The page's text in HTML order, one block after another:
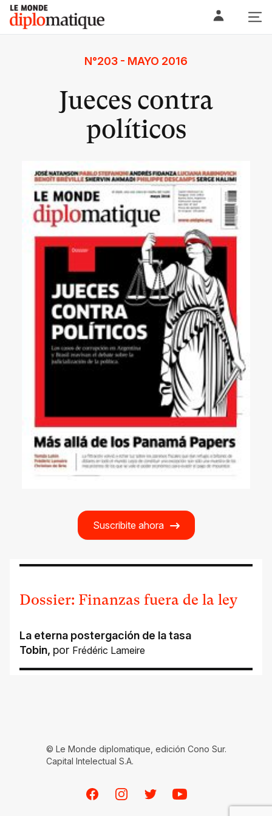
Skip
content
Le monde diplomatique
N°203 - MAYO 2016
Jueces contra
políticos
Suscribite ahora
Dossier: Finanzas fuera de la ley
La eterna postergación de la tasa
Tobin, por Frédéric Lameire
© Le Monde diplomatique, edición Cono Sur.
Capital Intelectual S.A.
FacebookInstagramTwitterYoutube